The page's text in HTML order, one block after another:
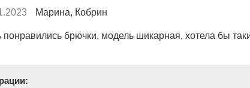
Марина, Кобрин
понравились брючки, модель шикарная, хотела бы